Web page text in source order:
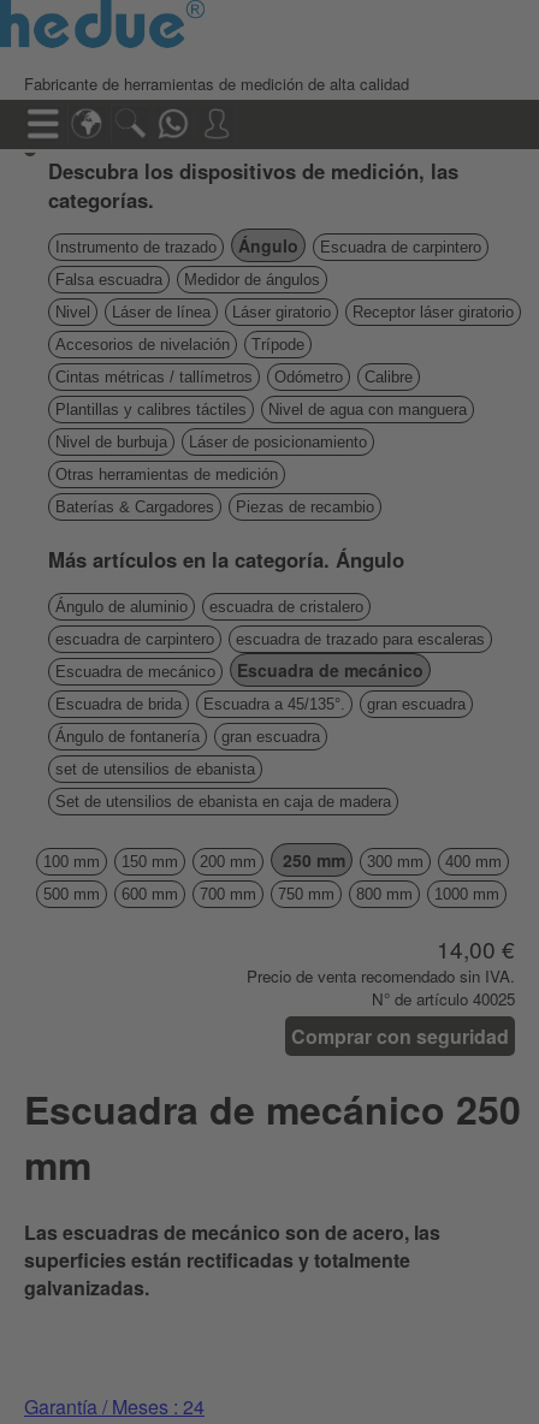
Fabricante de herramientas de medición de alta calidad
Descubra los dispositivos de medición, las
categorías.
Instrumento de trazado Ángulo
Escuadra de carpintero
Falsa escuadra
Medidor de ángulos
Nivel
Láser de línea Láser giratorio
Receptor láser giratorio
Accesorios de nivelación
Trípode
Cintas métricas / tallímetros
Odómetro
Calibre
Plantillas y calibres táctiles
Nivel de agua con manguera
Nivel de burbuja
Láser de posicionamiento
Otras herramientas de medición
Baterías & Cargadores
Piezas de recambio
Más artículos en la categoría. Ángulo
Ángulo de aluminio
escuadra de cristalero
escuadra de carpintero
escuadra de trazado para escaleras
Escuadra de mecánico
Escuadra de mecánico
Escuadra de brida Escuadra a 45/135°.
gran escuadra
Ángulo de fontanería
gran escuadra
set de utensilios de ebanista
Set de utensilios de ebanista en caja de madera
100 mm 150 mm 200 mm 250 mm 300 mm
400 mm
500 mm
600 mm 700 mm 750 mm 800 mm 1000 mm
14,00 €
Precio de venta recomendado sin IVA.
N° de artículo 40025
Comprar con seguridad
Escuadra de mecánico 250
mm
Las escuadras de mecánico son de acero, las
superficies están rectificadas y totalmente
galvanizadas.
Garantía / Meses : 24